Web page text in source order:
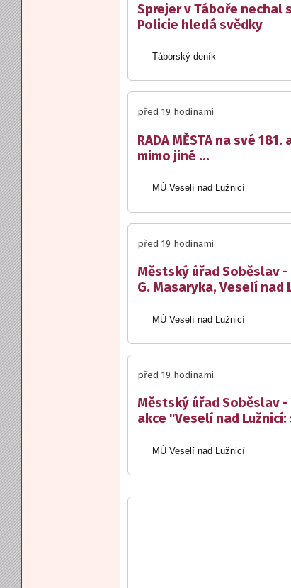
Sprejer v Táboře nechal
Policie hledá svědky
Táborský deník
před 19 hodinami
RADA MĚSTA na své
mimo jiné ...
MÚ Veselí nad Lužnicí
před 19 hodinami
Městský úřad Soběslav -
G. Masaryka, Veselí
MÚ Veselí nad Lužnicí
před 19 hodinami
Městský úřad Soběslav -
akce "Veselí nad
MÚ Veselí nad Lužnicí